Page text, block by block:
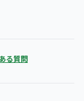
る質問